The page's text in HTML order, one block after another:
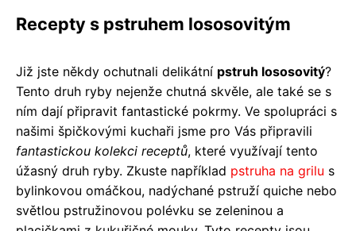
Recepty s pstruhem lososovitým
Již jste někdy ochutnali delikátní pstruh lososovitý?
Tento druh ryby nejenže chutná skvěle, ale také se s
ním dají připravit fantastické pokrmy. Ve spolupráci s
našimi špičkovými kuchaři jsme pro Vás připravili
fantastickou kolekci receptů, které využívají tento
úžasný druh ryby. Zkuste například pstruha na grilu s
bylinkovou omáčkou, nadýchané pstruží quiche nebo
světlou pstružinovou polévku se zeleninou a